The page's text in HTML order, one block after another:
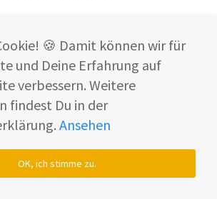
Dyson
Wash G1
Preis ab699 €
(699,99 €)
G1 erlebst Du eine neue Art der
G1 ist der erste Wischsauger aus
🍪 Damit können wir für
und Deine Erfahrung auf
verbessern. Weitere
findest Du in der
Ansehen
OK, ich stimme zu.